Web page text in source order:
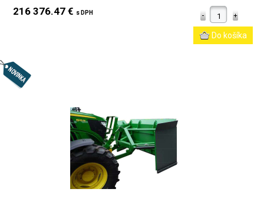
216 376.47 € s DPH